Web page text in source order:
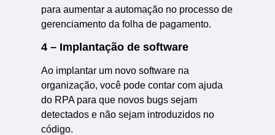
para aumentar a automação no processo de
gerenciamento da folha de pagamento.
4 – Implantação de software
Ao implantar um novo software na
organização, você pode contar com ajuda
do RPA para que novos bugs sejam
detectados e não sejam introduzidos no
código.